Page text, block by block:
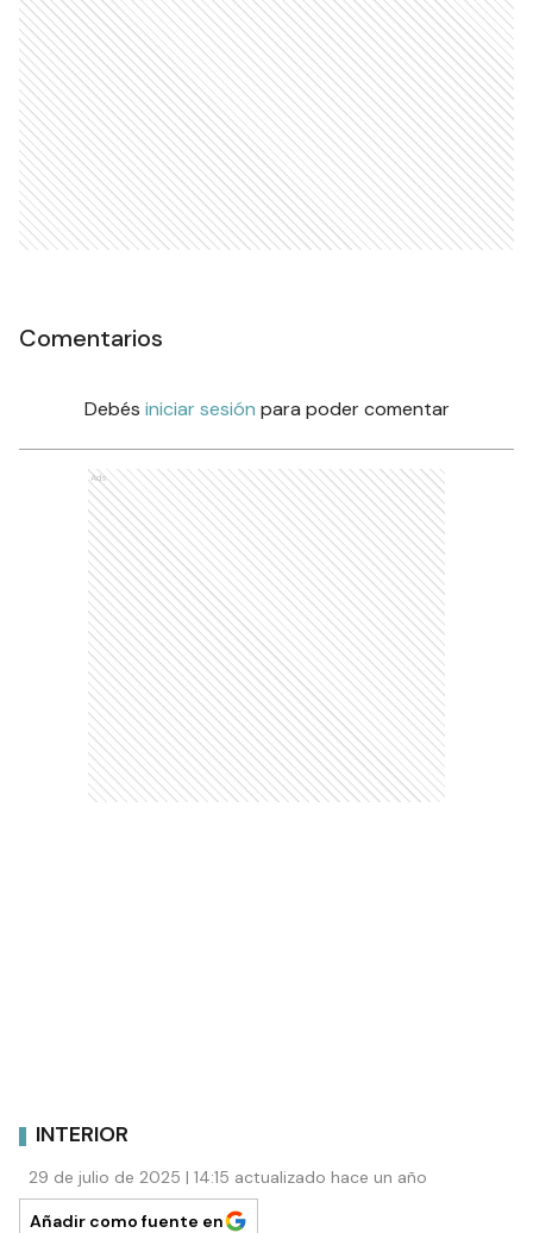
Comentarios
Debés iniciar sesión para poder comentar
Ads
INTERIOR
29 de julio de 2025 | 14:15 actualizado hace un año
Añadir como fuente en